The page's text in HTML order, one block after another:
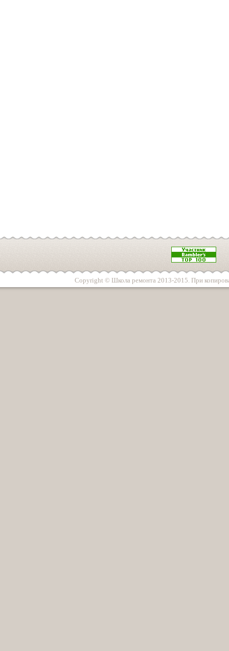
Copyright © Школа ремонта 2013-2015. При